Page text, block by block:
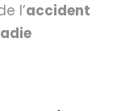
l’accident